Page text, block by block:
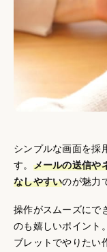
シンプルな画面を採
す。 メールの送信や
なしやすいのが魅力
操作がスムーズにで
のも嬉しいポイント
ブレットでやりたい